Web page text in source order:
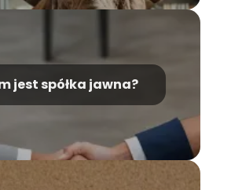
jest spółka jawna?